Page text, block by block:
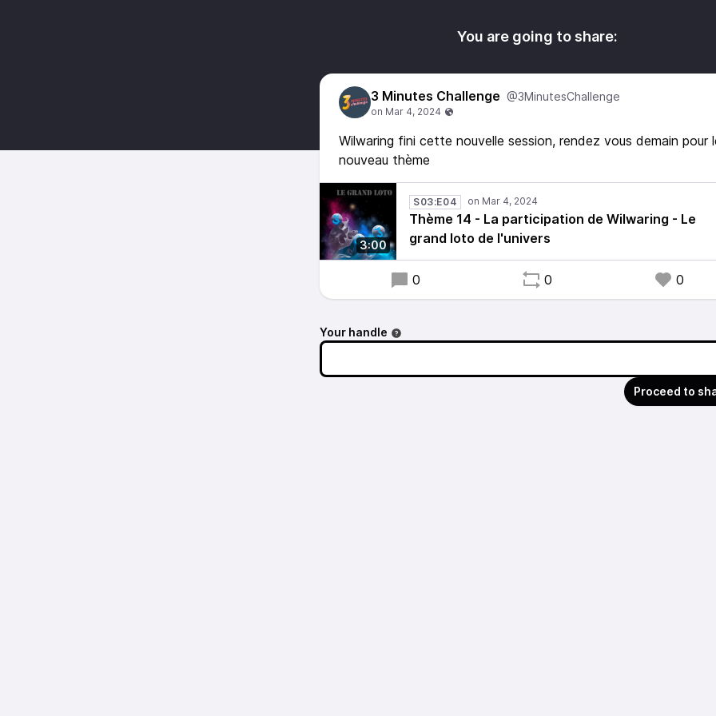
You are going to share:
3 Minutes Challenge @3MinutesChallenge
Wilwaring fini cette nouvelle session, rendez vous demain pour
nouveau thème
3:00
S03:E04
Thème 14 - La participation de Wilwaring - Le
grand loto de l'univers
0 0 0
Your handle
Proceed to